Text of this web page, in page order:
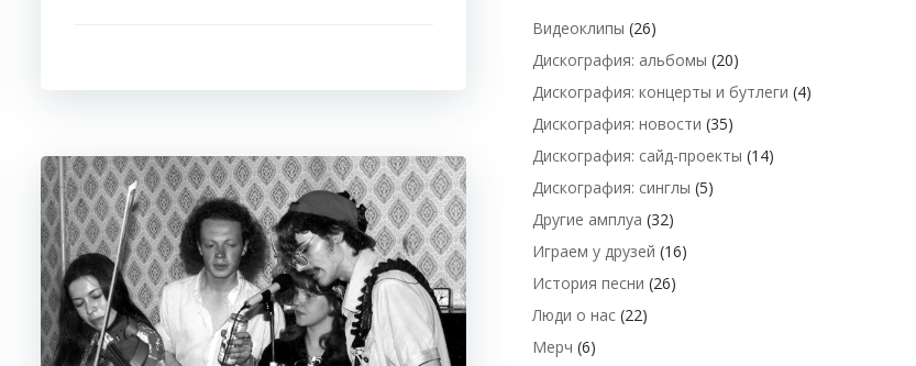
Видеоклипы (26)
Дискография: альбомы (20)
Дискография: концерты и бутлеги (4)
Дискография: новости (35)
Дискография: сайд-проекты (14)
Дискография: синглы (5)
Другие амплуа (32)
Играем у друзей (16)
История песни (26)
Люди о нас (22)
Мерч (6)